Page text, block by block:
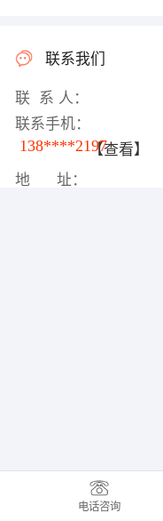
联系我们
联 系 人：
联系手机：
138****2197【查看】
地 址：
电话咨询